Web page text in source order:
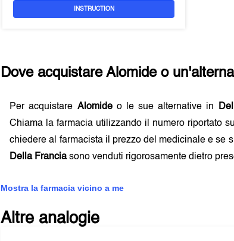
INSTRUCTION
Dove acquistareAlomideo
Per acquistare Alomideo le sue alternative in
Chiama la farmacia utilizzando il numero riportato
chiedere al farmacista il prezzo del medicinale e se
Della Franciasono venduti rigorosamente dietro
Mostra la farmacia vicino a me
Altre analogie